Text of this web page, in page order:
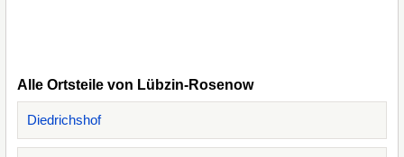
Alle Ortsteile von Lübzin-Rosenow
Diedrichshof